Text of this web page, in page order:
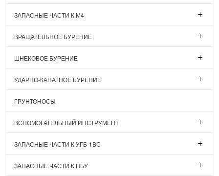
ЗАПАСНЫЕ ЧАСТИ К М4
ВРАЩАТЕЛЬНОЕ БУРЕНИЕ
ШНЕКОВОЕ БУРЕНИЕ
УДАРНО-КАНАТНОЕ БУРЕНИЕ
ГРУНТОНОСЫ
ВСПОМОГАТЕЛЬНЫЙ ИНСТРУМЕНТ
ЗАПАСНЫЕ ЧАСТИ К УГБ-1ВС
ЗАПАСНЫЕ ЧАСТИ К ПБУ